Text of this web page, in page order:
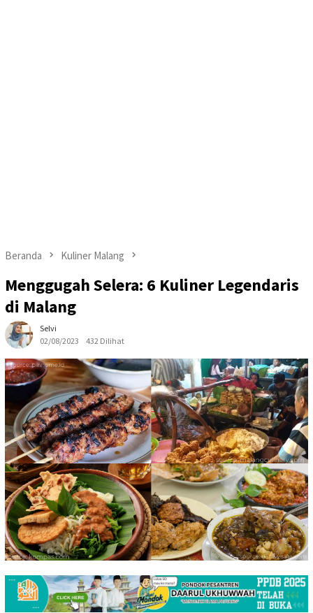
Beranda Kuliner Malang
Menggugah Selera: 6 Kuliner Legendaris
di Malang
Selvi
02/08/2023
432 Dilihat